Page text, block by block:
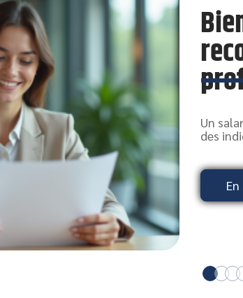
Un
des